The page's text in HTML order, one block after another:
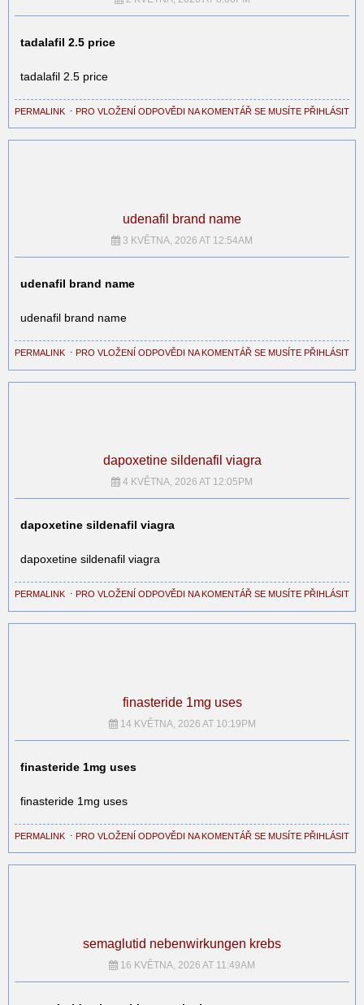
tadalafil 2.5 price
tadalafil 2.5 price
PERMALINK ⋅ PRO VLOŽENÍ ODPOVĚDI NA KOMENTÁŘ SE MUSÍTE PŘIHLÁSIT
udenafil brand name
3 KVĚTNA, 2026 AT 12:54AM
udenafil brand name
udenafil brand name
PERMALINK ⋅ PRO VLOŽENÍ ODPOVĚDI NA KOMENTÁŘ SE MUSÍTE PŘIHLÁSIT
dapoxetine sildenafil viagra
4 KVĚTNA, 2026 AT 12:05PM
dapoxetine sildenafil viagra
dapoxetine sildenafil viagra
PERMALINK ⋅ PRO VLOŽENÍ ODPOVĚDI NA KOMENTÁŘ SE MUSÍTE PŘIHLÁSIT
finasteride 1mg uses
14 KVĚTNA, 2026 AT 10:19PM
finasteride 1mg uses
finasteride 1mg uses
PERMALINK ⋅ PRO VLOŽENÍ ODPOVĚDI NA KOMENTÁŘ SE MUSÍTE PŘIHLÁSIT
semaglutid nebenwirkungen krebs
16 KVĚTNA, 2026 AT 11:49AM